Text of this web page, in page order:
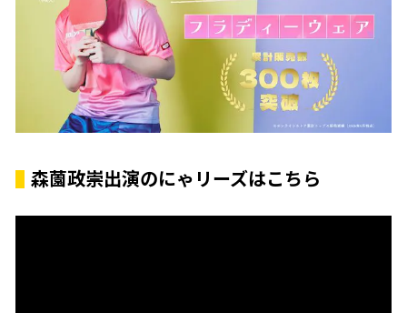
森薗政崇出演のにゃリーズはこちら